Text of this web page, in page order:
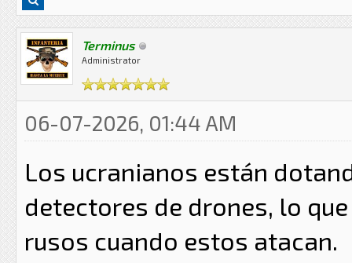
Terminus
Administrator
06-07-2026, 01:44 AM
Los ucranianos están
detectores de drones, lo
rusos cuando estos atacan.